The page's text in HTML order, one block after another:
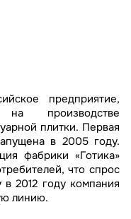
предприятие,
на производстве
плитки. Первая
в 2005 году.
фабрики «Готика»
что спрос
2012 году компания
линию.